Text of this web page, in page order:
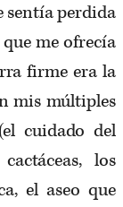
sentía perdida
me ofrecía
firme era la
mis múltiples
cuidado del
los
el aseo que